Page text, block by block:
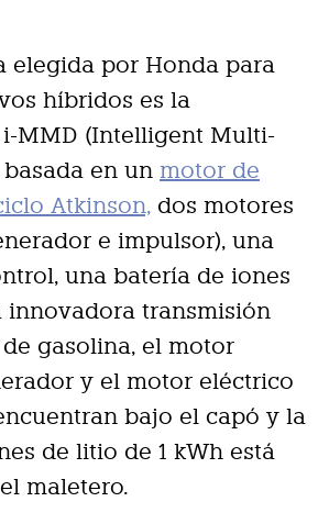
elegida por Honda para
híbridos es la
MMD (Intelligent Multi-
en un motor de
Atkinson, dos motores
e impulsor), una
una batería de iones
innovadora transmisión
gasolina, el motor
y el motor eléctrico
bajo el capó y la
de litio de 1 kWh está
maletero.